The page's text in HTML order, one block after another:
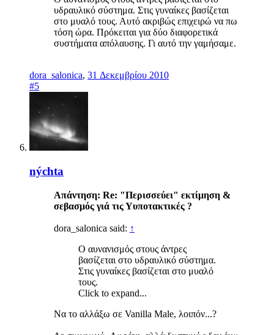
υδραυλικό σύστημα. Στις γυναίκες βασίζεται
στο μυαλό τους. Αυτό ακριβώς επιχειρώ να πω
τόση ώρα. Πρόκειται για δύο διαφορετικά
συστήματα απόλαυσης. Γι αυτό την γαμήσαμε.
dora_salonica, 31 Δεκεμβρίου 2010
#5
nýchta
Απάντηση: Re: "Περισσεύει" εκτίμηση &
σεβασμός γιά τις Υυποτακτικές ?
dora_salonica said: ↑
Ο αυνανισμός στους άντρες
βασίζεται στο υδραυλικό σύστημα.
Στις γυναίκες βασίζεται στο μυαλό
τους.
Click to expand...
Να το αλλάξω σε Vanilla Male, λοιπόν...?